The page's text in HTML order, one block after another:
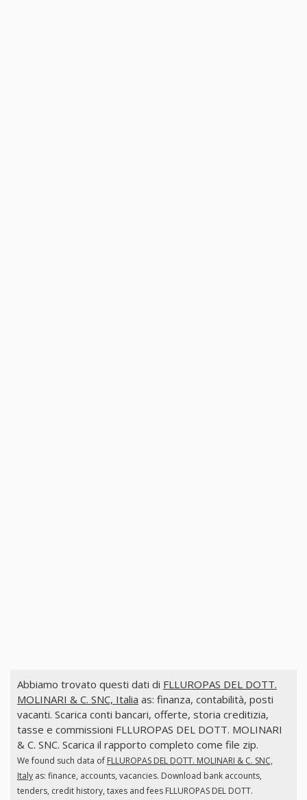
Abbiamo trovato questi dati di FLLUROPAS DEL DOTT.
MOLINARI & C. SNC, Italia as: finanza, contabilità, posti
vacanti. Scarica conti bancari, offerte, storia creditizia,
tasse e commissioni FLLUROPAS DEL DOTT. MOLINARI
& C. SNC. Scarica il rapporto completo come file zip.
We found such data of FLLUROPAS DEL DOTT. MOLINARI & C. SNC,
Italyas: finance, accounts, vacancies. Download bank accounts,
tenders, credit history, taxes and fees FLLUROPAS DEL DOTT.